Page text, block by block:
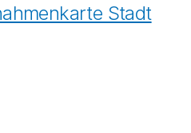
Stadt